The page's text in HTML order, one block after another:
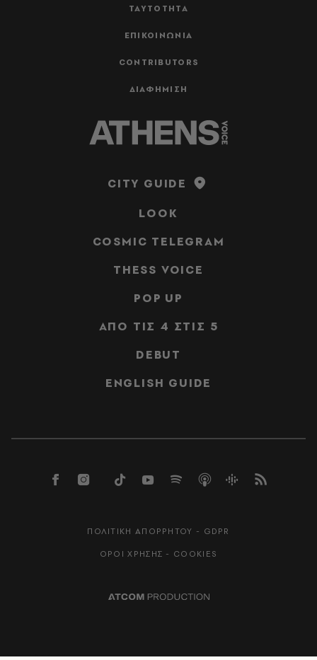
ΤΑΥΤΟΤΗΤΑ
ΕΠΙΚΟΙΝΩΝΙΑ
CONTRIBUTORS
ΔΙΑΦΗΜΙΣΗ
CITY GUIDE
LOOK
COSMIC TELEGRAM
THESS VOICE
POP UP
ΑΠΟ ΤΙΣ 4 ΣΤΙΣ 5
DEBUT
ENGLISH GUIDE
ΠΟΛΙΤΙΚΗ ΑΠΟΡΡΗΤΟΥ - GDPR
ΟΡΟΙ ΧΡΗΣΗΣ - COOKIES